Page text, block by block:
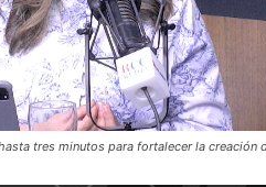
tres minutos para fortalecer la creación